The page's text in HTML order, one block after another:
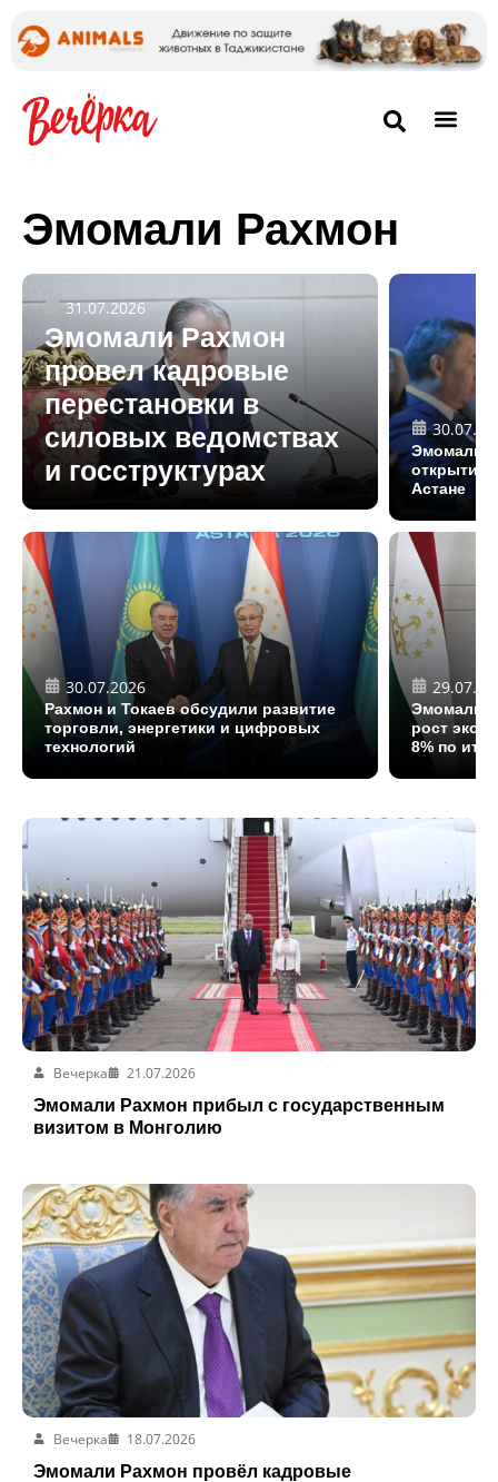
Эмомали Рахмон
31.07.2026
Эмомали Рахмон
провел кадровые
перестановки в
силовых ведомствах
и госструктурах
30.07.2026
Рахмон и Токаев обсудили развитие
торговли, энергетики и цифровых
технологий
Эмомали
открытии
Астане
Эмомали
рост
8% по
Вечерка
21.07.2026
Эмомали Рахмон прибыл с государственным
визитом в Монголию
Вечерка
18.07.2026
Эмомали Рахмон провёл кадровые